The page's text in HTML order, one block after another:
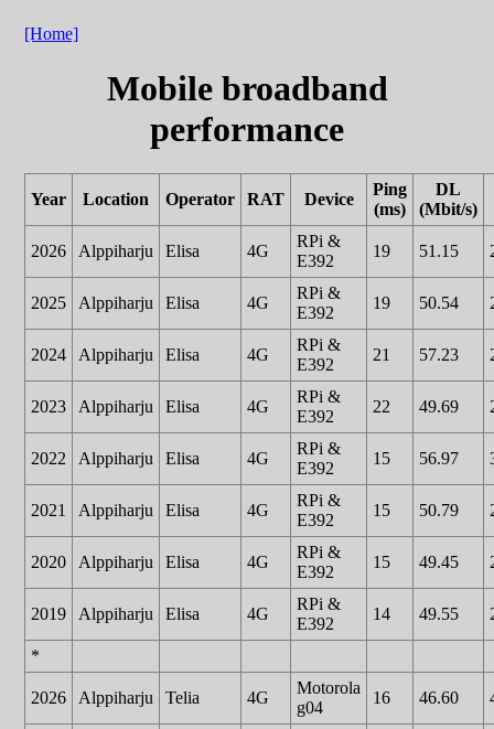
[Home]
Mobile broadband
performance
Year Location Operator RAT Device
Ping
(ms)
DL
(Mbit/s)
2026 Alppiharju Elisa 4G
RPi &
E392
19 51.15
2025 Alppiharju Elisa 4G
RPi &
E392
19 50.54
2024 Alppiharju Elisa 4G
RPi &
E392
21 57.23
2023 Alppiharju Elisa 4G
RPi &
E392
22 49.69
2022 Alppiharju Elisa 4G
RPi &
E392
15 56.97
2021 Alppiharju Elisa 4G
RPi &
E392
15 50.79
2020 Alppiharju Elisa 4G
RPi &
E392
15 49.45
2019 Alppiharju Elisa 4G
RPi &
E392
14 49.55
*
2026 Alppiharju Telia 4G
Motorola
g04
16 46.60